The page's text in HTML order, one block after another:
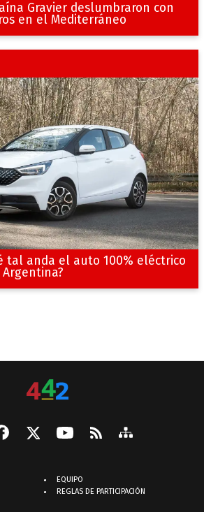
Gravier deslumbraron con
en el Mediterráneo
tal anda el auto 100% eléctrico
EQUIPO
REGLAS DE PARTICIPACIÓN